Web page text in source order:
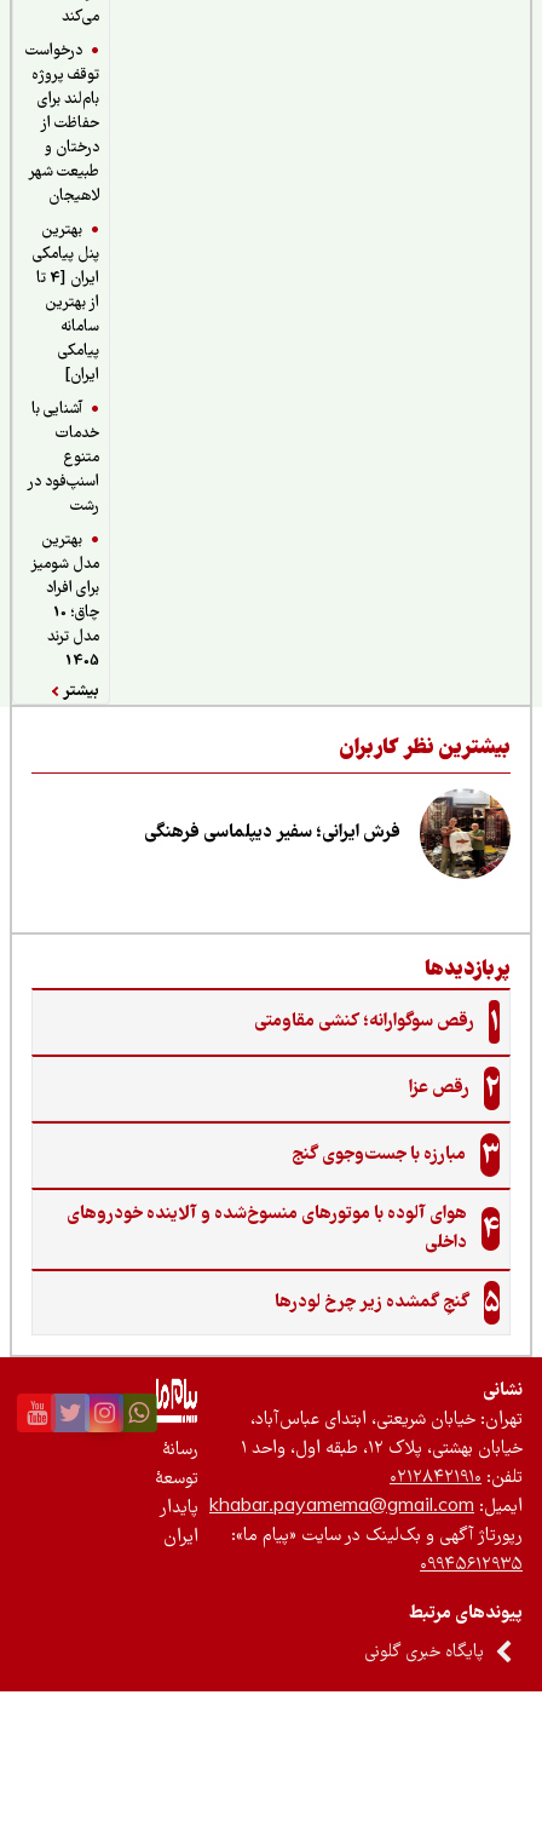
درخواست
توقف پروژه
بام‌لند برای
حفاظت از
درختان و
طبیعت شهر
لاهیجان
بهترین
پنل پیامکی
ایران [4 تا
از بهترین
سامانه
پیامکی
آشنایی با
خدمات
اسنپ‌فود در
بهترین
مدل شومیز
برای افراد
چاق؛ 10
مدل ترند
نظر کاربران
فرش ایرانی؛ سفیر دیپلماسی فرهنگی
رقص سوگوارانه؛ کنشی مقاومتی
رقص عزا
مبارزه با جست‌وجوی گنج‌
هوای آلوده با موتورهای منسوخ‌شده و آلاینده خودروهای
داخلی
گنجِ گمشده زیر چرخ لودرها
خیابان شریعتی، ابتدای عباس‌آباد،
بهشتی، پلاک ۱۲، طبقه اول، واحد ۱
۰۲۱۲۸۴۲۱۹۱۰
khabar.payamema@gmail.com
آگهی و بک‌لینک در سایت «پیام ما»:
مرتبط
پایگاه خبری گلونی
توسعۀ
پایدار
ایران